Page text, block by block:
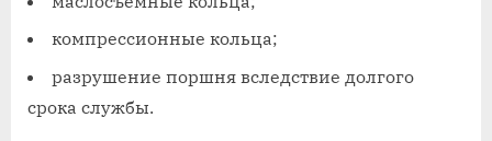
компрессионные кольца;
разрушение поршня вследствие долгого
срока службы.